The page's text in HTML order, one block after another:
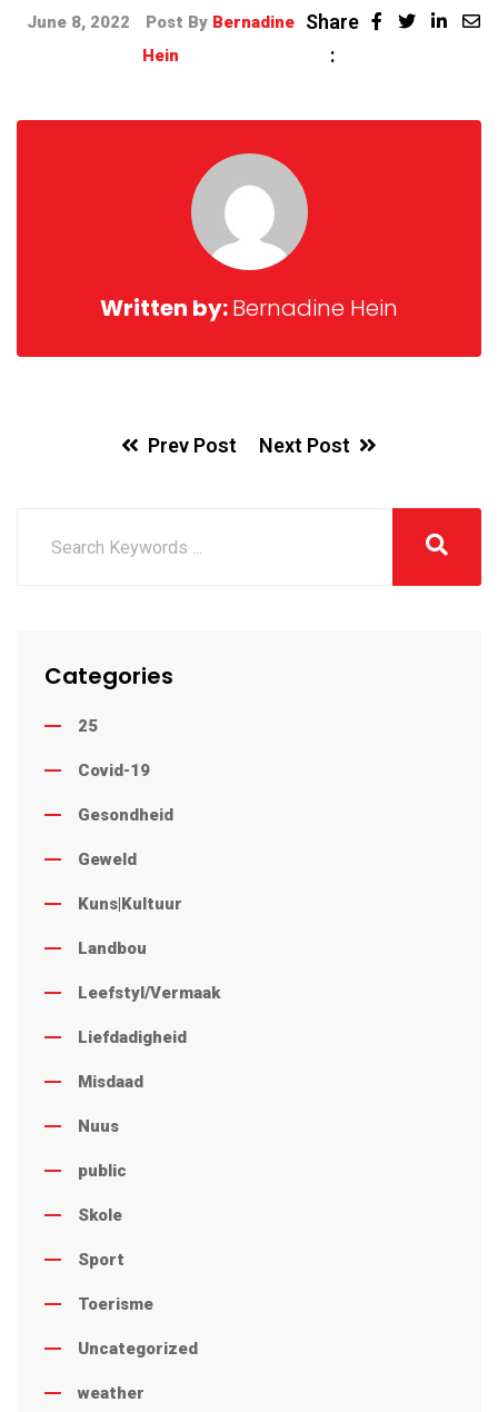
June 8, 2022 Post By Bernadine
Hein
Share
:
Written by:Bernadine Hein
Prev Post Next Post
Categories
25
Covid-19
Gesondheid
Geweld
Kuns|Kultuur
Landbou
Leefstyl/Vermaak
Liefdadigheid
Misdaad
Nuus
public
Skole
Sport
Toerisme
Uncategorized
weather